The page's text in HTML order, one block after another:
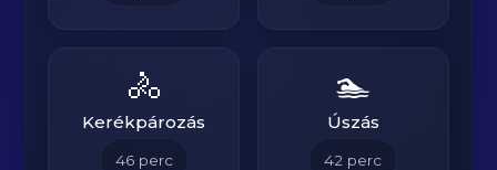
🚴
Kerékpározás
46perc
🏊
Úszás
42 perc